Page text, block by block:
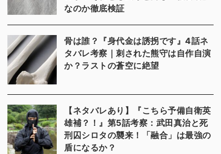
なのか徹底検証
骨は誰？『身代金は誘拐です』4話ネ
タバレ考察｜刺された熊守は自作自演
か？ラストの蒼空に絶望
【ネタバレあり】『こちら予備自衛英
雄補？！』第5話考察：武田真治と死
刑囚シロタの襲来！「融合」は最強の
盾になるか？